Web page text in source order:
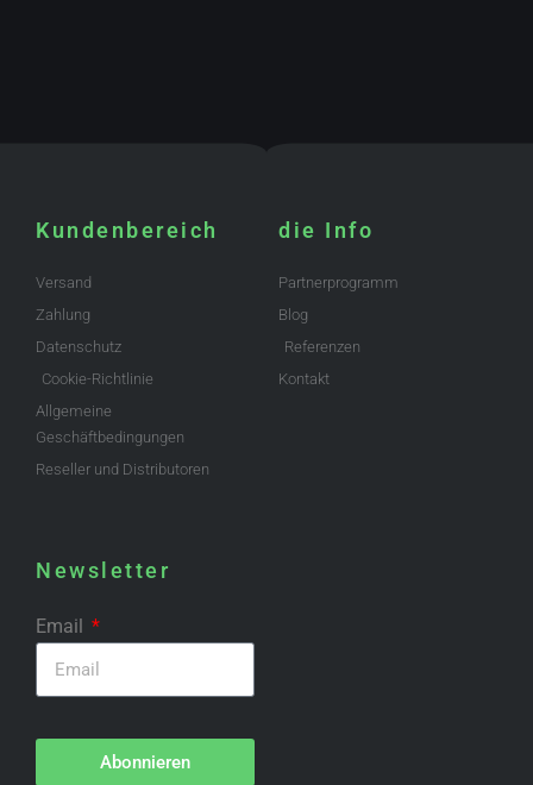
Kundenbereich
Versand
Zahlung
Datenschutz
Cookie-Richtlinie
Allgemeine
Geschäftbedingungen
Reseller und Distributoren
die Info
Partnerprogramm
Blog
Referenzen
Kontakt
Newsletter
Email
Abonnieren